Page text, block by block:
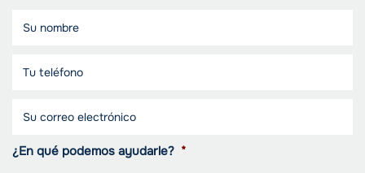
¿En qué podemos ayudarle? *